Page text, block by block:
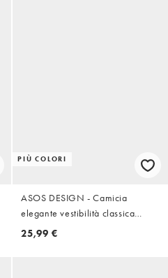
PIÙ COLORI
ASOS DESIGN - Camicia
elegante vestibilità classica
azzurra
25,99 €